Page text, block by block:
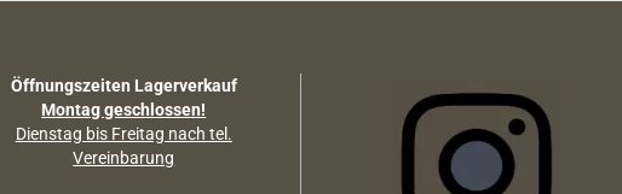
Öffnungszeiten Lagerverkauf
Montag geschlossen!
Dienstag bis Freitag nach tel.
Vereinbarung